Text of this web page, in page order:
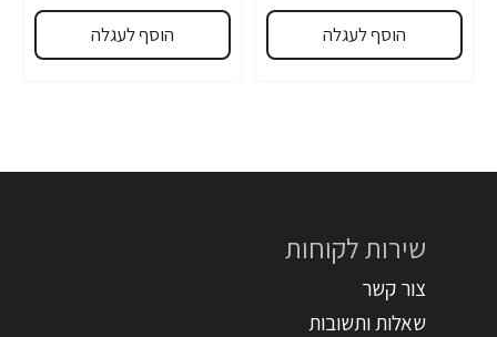
הוסף לעגלה הוסף לעגלה
שירות לקוחות
צור קשר
שאלות ותשובות